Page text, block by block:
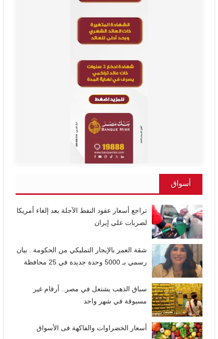
أسواق
تراجع أسعار عقود النفط الآجلة بعد إلغاء أمريكا
لضربات على إيران
شقة العمر بالإيجار التمليكي من الحكومة.. بيان
رسمي بـ 5000 وحدة جديدة في 25 محافظة
سباق الذهب يشتعل في مصر.. أرقام غير
مسبوقة في شهر واحد
أسعار الخضراوات والفاكهة فى الأسواق